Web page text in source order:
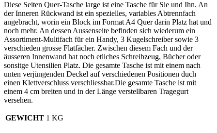
Diese Seiten Quer-Tasche large ist eine Tasche für Sie und Ihn. An
der Inneren Rückwand ist ein spezielles, variables Abtrennfach
angebracht, worin ein Block im Format A4 Quer darin Platz hat und
noch mehr. An dessen Aussenseite befinden sich wiederum ein
Assortiment-Multifach für ein Handy, 3 Kugelschreiber sowie 3
verschieden grosse Flatfächer. Zwischen diesem Fach und der
äusseren Innenwand hat noch etliches Schreibzeug, Bücher oder
sonsitge Utensilien Platz. Die gesamte Tasche ist mit einem nach
unten verjüngenden Deckel auf verschiedenen Positionen duch
einen Klettverschluss verschliessbar.Die gesamte Tasche ist mit
einem 4 cm breiten und in der Länge verstellbaren Tragegurt
versehen.
GEWICHT 1 KG